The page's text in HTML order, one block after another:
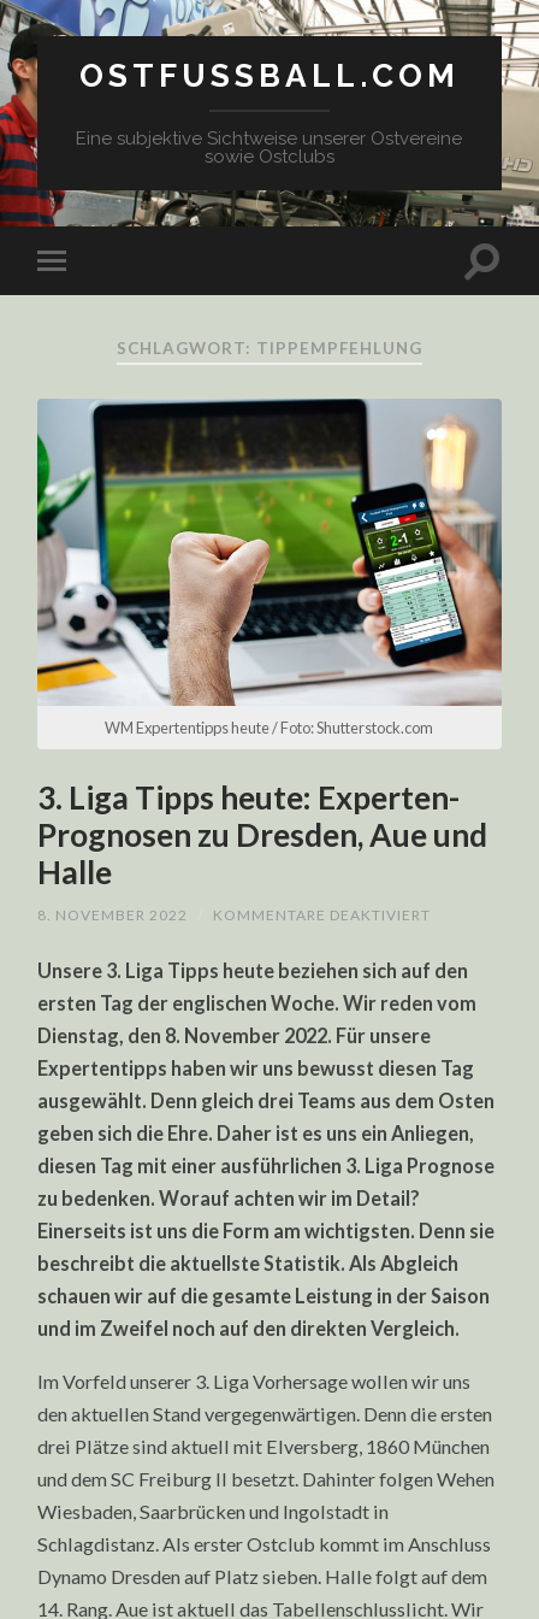
OSTFUSSBALL.COM
Eine subjektive Sichtweise unserer Ostvereine
sowie Ostclubs
SCHLAGWORT: TIPPEMPFEHLUNG
WM Expertentipps heute / Foto: Shutterstock.com
3. Liga Tipps heute: Experten-
Prognosen zu Dresden, Aue und
Halle
8. NOVEMBER 2022 KOMMENTARE DEAKTIVIERT
TIPPS
EXPERTEN-
ZU
DRESDEN,
AUE
UND
HALLE
Unsere 3. Liga Tipps heute beziehen sich auf den
ersten Tag der englischen Woche. Wir reden vom
Dienstag, den 8. November 2022. Für unsere
Expertentipps haben wir uns bewusst diesen Tag
ausgewählt. Denn gleich drei Teams aus dem Osten
geben sich die Ehre. Daher ist es uns ein Anliegen,
diesen Tag mit einer ausführlichen 3. Liga Prognose
zu bedenken. Worauf achten wir im Detail?
Einerseits ist uns die Form am wichtigsten. Denn sie
beschreibt die aktuellste Statistik. Als Abgleich
schauen wir auf die gesamte Leistung in der Saison
und im Zweifel noch auf den direkten Vergleich.
Im Vorfeld unserer 3. Liga Vorhersage wollen wir uns
den aktuellen Stand vergegenwärtigen. Denn die ersten
drei Plätze sind aktuell mit Elversberg, 1860 München
und dem SC Freiburg II besetzt. Dahinter folgen Wehen
Wiesbaden, Saarbrücken und Ingolstadt in
Schlagdistanz. Als erster Ostclub kommt im Anschluss
Dynamo Dresden auf Platz sieben. Halle folgt auf dem
14. Rang. Aue ist aktuell das Tabellenschlusslicht. Wir